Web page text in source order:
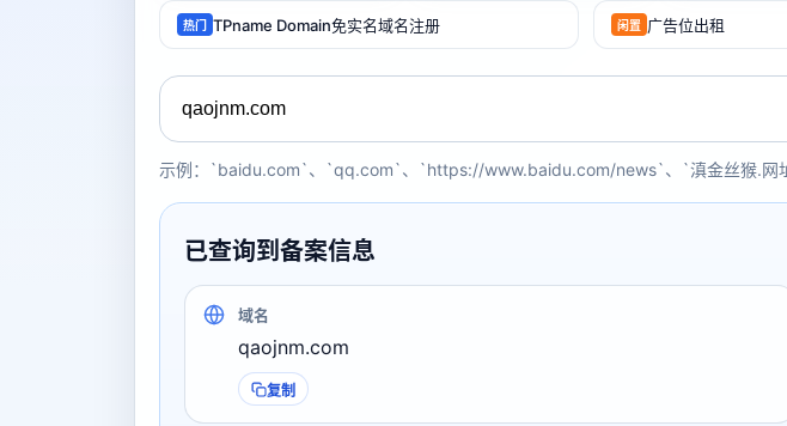
热门 TPname Domain免实名域名注册 闲置 广告位出租
示例：`baidu.com`、`qq.com`、`https://www.baidu.com/news`、`滇金丝猴.网
已查询到备案信息
域名
qaojnm.com
复制